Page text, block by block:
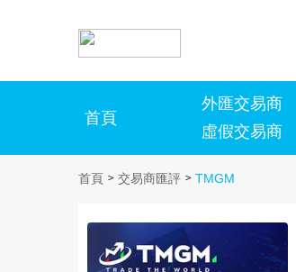
首頁
外匯交易商
虛假交易商
首頁 > 交易商匯評 > TMGM